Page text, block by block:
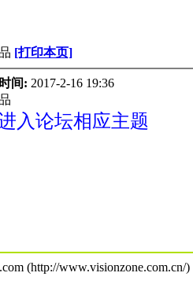
[打印本页]
时间: 2017-2-16 19:36
入论坛相应主题
(http://www.visionzone.com.cn/)